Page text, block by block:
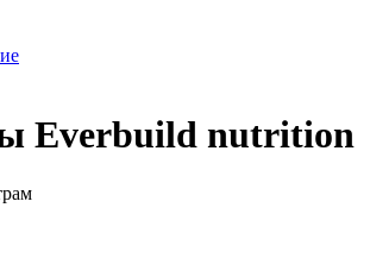
Everbuild nutrition